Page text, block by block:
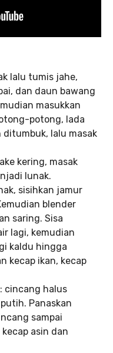
lalu tumis jahe,
dan daun bawang
masukkan
potong, lada
lalu masak
kering, masak
lunak.
sisihkan jamur
blender
saring. Sisa
lagi, kemudian
kaldu hingga
kecap ikan, kecap
cincang halus
Panaskan
sampai
asin dan